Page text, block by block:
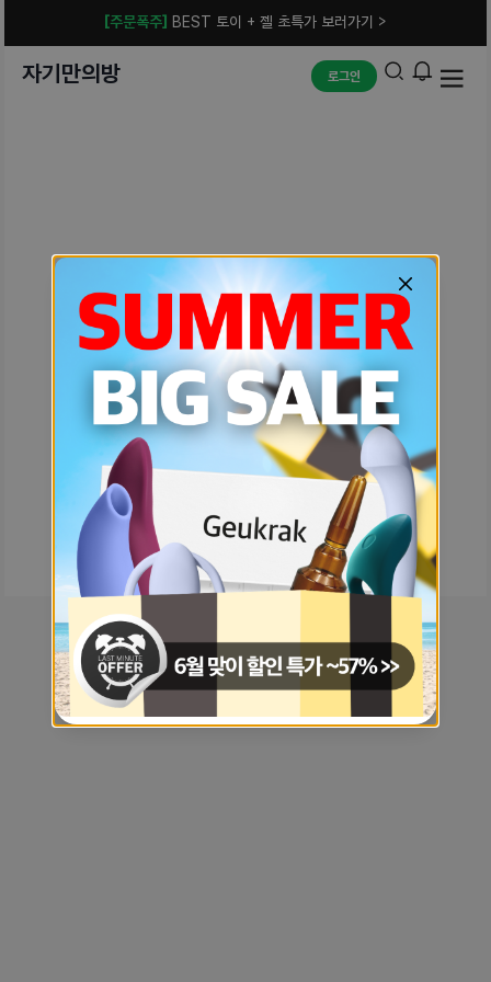
[주문폭주] BEST 토이 + 젤 초특가 보러가기 >
자기만의방 로그인
예상치 못한 에러입니다.